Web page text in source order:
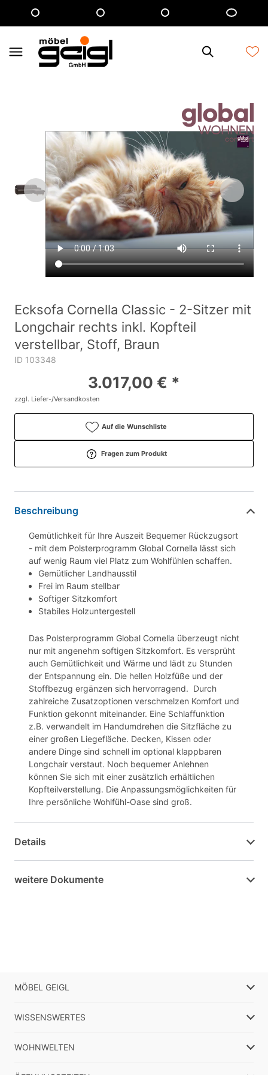
Ecksofa Cornella Classic - 2-Sitzer mit
Longchair rechts inkl. Kopfteil
verstellbar, Stoff, Braun
ID 103348
3.017,00 € *
zzgl. Liefer-/Versandkosten
Auf die Wunschliste
Fragen zum Produkt
Beschreibung
Gemütlichkeit für Ihre Auszeit Bequemer Rückzugsort
- mit dem Polsterprogramm Global Cornella lässt sich
auf wenig Raum viel Platz zum Wohlfühlen schaffen.
Gemütlicher Landhausstil
Frei im Raum stellbar
Softiger Sitzkomfort
Stabiles Holzuntergestell
Das Polsterprogramm Global Cornella überzeugt nicht
nur mit angenehm softigen Sitzkomfort. Es versprüht
auch Gemütlichkeit und Wärme und lädt zu Stunden
der Entspannung ein. Die hellen Holzfüße und der
Stoffbezug ergänzen sich hervorragend. Durch
zahlreiche Zusatzoptionen verschmelzen Komfort und
Funktion gekonnt miteinander. Eine Schlaffunktion
z.B. verwandelt im Handumdrehen die Sitzfläche zu
einer großen Liegefläche. Decken, Kissen oder
andere Dinge sind schnell im optional klappbaren
Longchair verstaut. Noch bequemer Anlehnen
können Sie sich mit einer zusätzlich erhältlichen
Kopfteilverstellung. Die Anpassungsmöglichkeiten für
Ihre persönliche Wohlfühl-Oase sind groß.
Details
weitere Dokumente
MÖBEL GEIGL
WISSENSWERTES
WOHNWELTEN